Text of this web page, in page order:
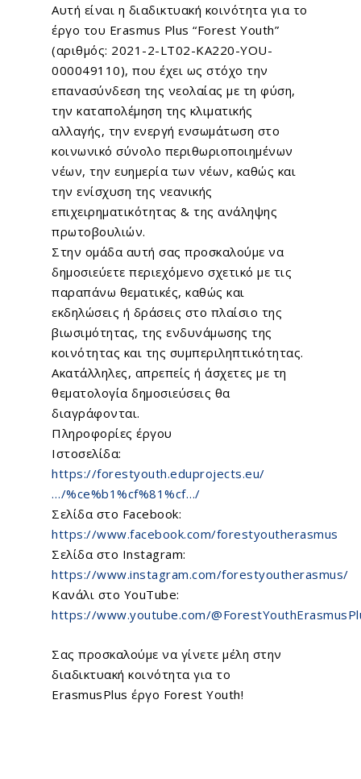
Αυτή είναι η διαδικτυακή κοινότητα για το
έργο του Erasmus Plus “Forest Youth”
(αριθμός: 2021-2-LT02-KA220-YOU-
000049110), που έχει ως στόχο την
επανασύνδεση της νεολαίας με τη φύση,
την καταπολέμηση της κλιματικής
αλλαγής, την ενεργή ενσωμάτωση στο
κοινωνικό σύνολο περιθωριοποιημένων
νέων, την ευημερία των νέων, καθώς και
την ενίσχυση της νεανικής
επιχειρηματικότητας & της ανάληψης
πρωτοβουλιών.
Στην ομάδα αυτή σας προσκαλούμε να
δημοσιεύετε περιεχόμενο σχετικό με τις
παραπάνω θεματικές, καθώς και
εκδηλώσεις ή δράσεις στο πλαίσιο της
βιωσιμότητας, της ενδυνάμωσης της
κοινότητας και της συμπεριληπτικότητας.
Ακατάλληλες, απρεπείς ή άσχετες με τη
θεματολογία δημοσιεύσεις θα
διαγράφονται.
Πληροφορίες έργου
Ιστοσελίδα:
https://forestyouth.eduprojects.eu/
…/%ce%b1%cf%81%cf…/
Σελίδα στο Facebook:
https://www.facebook.com/forestyoutherasmus
Σελίδα στο Instagram:
https://www.instagram.com/forestyoutherasmus/
Κανάλι στο YouTube:
https://www.youtube.com/
Σας προσκαλούμε να γίνετε μέλη στην
διαδικτυακή κοινότητα για το
ErasmusPlus έργο Forest Youth!
What We Do
Serious Games
EU Proposal